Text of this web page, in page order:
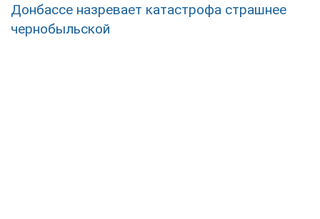
Донбассе назревает катастрофа страшнее
чернобыльской